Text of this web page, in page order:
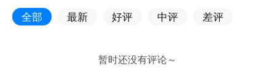
全部 最新 好评 中评 差评